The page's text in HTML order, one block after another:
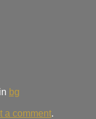
in bg
a comment.